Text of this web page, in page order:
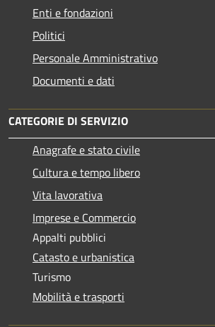
Enti e fondazioni
Politici
Personale Amministrativo
Documenti e dati
CATEGORIE DI SERVIZIO
Anagrafe e stato civile
Cultura e tempo libero
Vita lavorativa
Imprese e Commercio
Appalti pubblici
Catasto e urbanistica
Turismo
Mobilità e trasporti